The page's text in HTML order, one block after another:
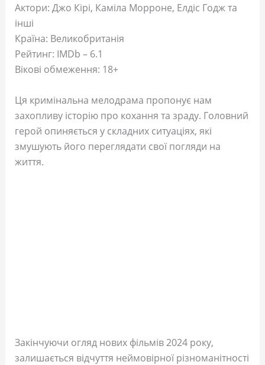
Актори: Джо Кірі, Каміла Морроне, Елдіс Годж та
інші
Країна: Великобританія
Рейтинг: IMDb – 6.1
Вікові обмеження: 18+
Ця кримінальна мелодрама пропонує нам
захопливу історію про кохання та зраду. Головний
герой опиняється у складних ситуаціях, які
змушують його переглядати свої погляди на
життя.
Закінчуючи огляд нових фільмів 2024 року,
залишається відчуття неймовірної різноманітності